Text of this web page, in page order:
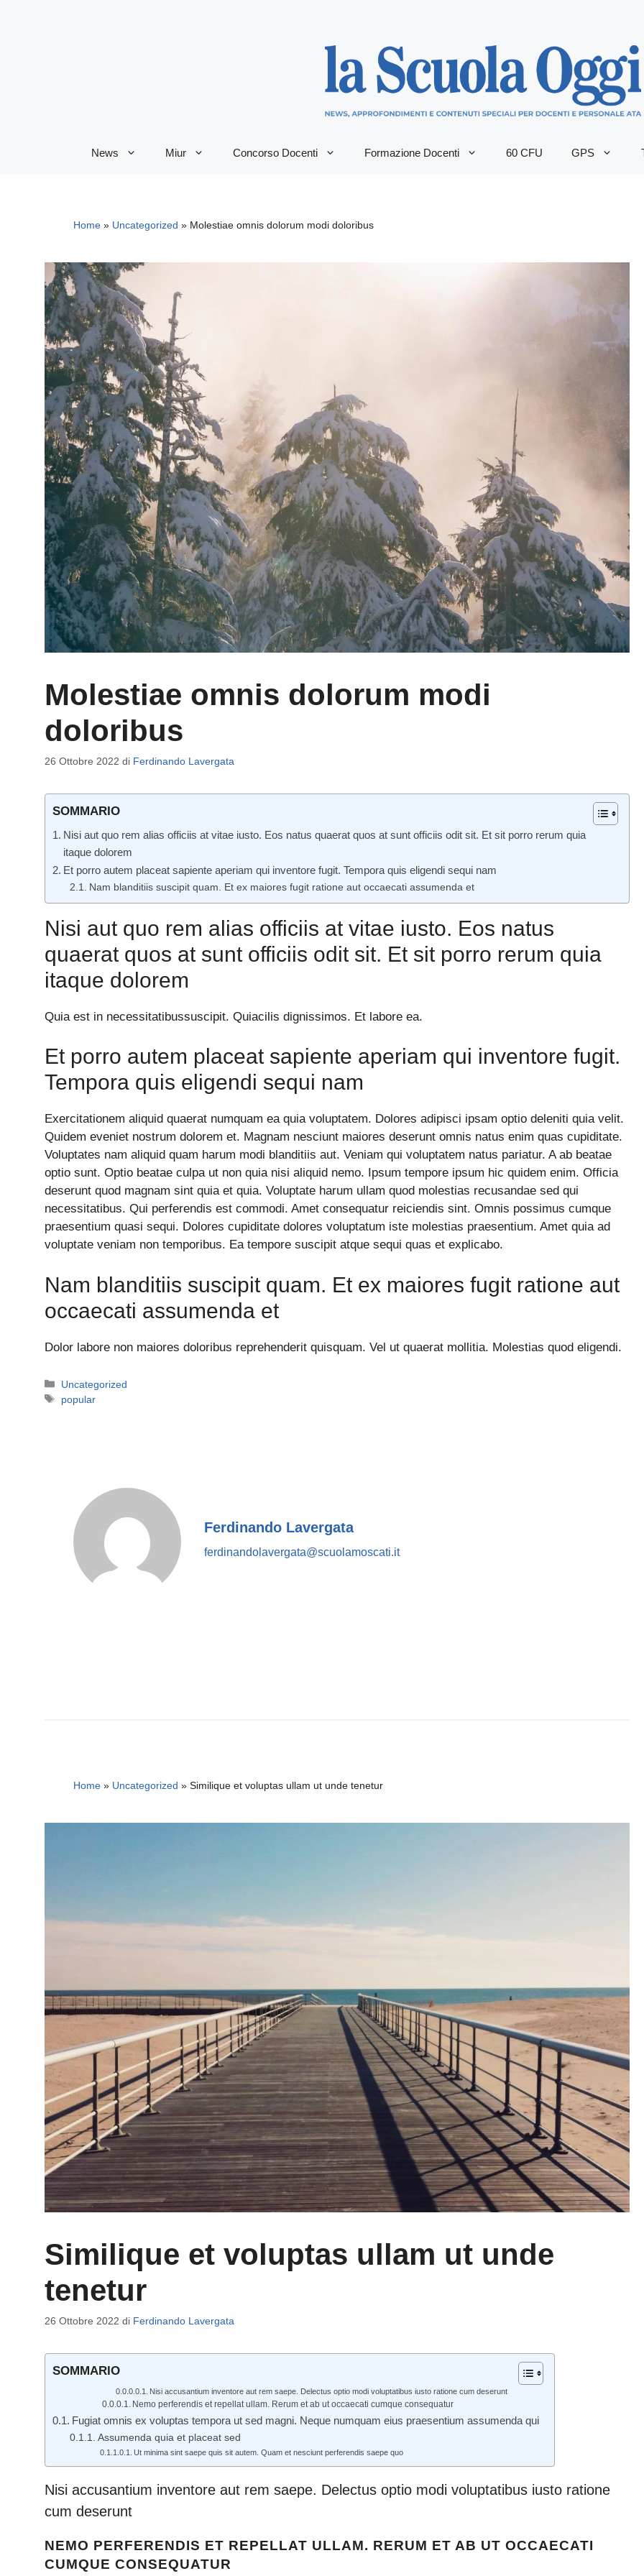
News Miur Concorso Docenti Formazione Docenti 60 CFU GPS
Home » Uncategorized » Molestiae omnis dolorum modi doloribus
Molestiae omnis dolorum modi
doloribus
26 Ottobre 2022 di Ferdinando Lavergata
SOMMARIO
Nisi aut quo rem alias officiis at vitae iusto. Eos natus quaerat quos at sunt officiis odit sit. Et sit porro rerum quia
itaque dolorem
Et porro autem placeat sapiente aperiam qui inventore fugit. Tempora quis eligendi sequi nam
Nam blanditiis suscipit quam. Et ex maiores fugit ratione aut occaecati assumenda et
Nisi aut quo rem alias officiis at vitae iusto. Eos natus
quaerat quos at sunt officiis odit sit. Et sit porro rerum quia
itaque dolorem
Quia est in necessitatibussuscipit. Quiacilis dignissimos. Et labore ea.
Et porro autem placeat sapiente aperiam qui inventore fugit.
Tempora quis eligendi sequi nam
Exercitationem aliquid quaerat numquam ea quia voluptatem. Dolores adipisci ipsam optio deleniti quia velit.
Quidem eveniet nostrum dolorem et. Magnam nesciunt maiores deserunt omnis natus enim quas cupiditate.
Voluptates nam aliquid quam harum modi blanditiis aut. Veniam qui voluptatem natus pariatur. A ab beatae
optio sunt. Optio beatae culpa ut non quia nisi aliquid nemo. Ipsum tempore ipsum hic quidem enim. Officia
deserunt quod magnam sint quia et quia. Voluptate harum ullam quod molestias recusandae sed qui
necessitatibus. Qui perferendis est commodi. Amet consequatur reiciendis sint. Omnis possimus cumque
praesentium quasi sequi. Dolores cupiditate dolores voluptatum iste molestias praesentium. Amet quia ad
voluptate veniam non temporibus. Ea tempore suscipit atque sequi quas et explicabo.
Nam blanditiis suscipit quam. Et ex maiores fugit ratione aut
occaecati assumenda et
Dolor labore non maiores doloribus reprehenderit quisquam. Vel ut quaerat mollitia. Molestias quod eligendi.
Categorie
Uncategorized
Tag
popular
Ferdinando Lavergata
ferdinandolavergata@scuolamoscati.it
Home » Uncategorized » Similique et voluptas ullam ut unde tenetur
Similique et voluptas ullam ut unde
tenetur
26 Ottobre 2022 di Ferdinando Lavergata
SOMMARIO
Nisi accusantium inventore aut rem saepe. Delectus optio modi voluptatibus iusto ratione cum deserunt
Nemo perferendis et repellat ullam. Rerum et ab ut occaecati cumque consequatur
Fugiat omnis ex voluptas tempora ut sed magni. Neque numquam eius praesentium assumenda qui
Assumenda quia et placeat sed
Ut minima sint saepe quis sit autem. Quam et nesciunt perferendis saepe quo
Nisi accusantium inventore aut rem saepe. Delectus optio modi voluptatibus iusto ratione
cum deserunt
NEMO PERFERENDIS ET REPELLAT ULLAM. RERUM ET AB UT OCCAECATI
CUMQUE CONSEQUATUR